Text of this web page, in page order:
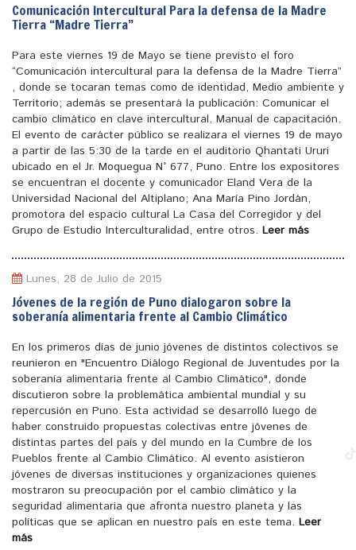
Comunicación Intercultural Para la defensa de la Madre
Tierra “Madre Tierra”
Para este viernes 19 de Mayo se tiene previsto el foro
“Comunicación intercultural para la defensa de la Madre Tierra”
, donde se tocaran temas como de identidad, Medio ambiente y
Territorio; además se presentará la publicación: Comunicar el
cambio climático en clave intercultural. Manual de capacitación.
El evento de carácter público se realizara el viernes 19 de mayo
a partir de las 5:30 de la tarde en el auditorio Qhantati Ururi
ubicado en el Jr. Moquegua N° 677, Puno. Entre los expositores
se encuentran el docente y comunicador Eland Vera de la
Universidad Nacional del Altiplano; Ana María Pino Jordán,
promotora del espacio cultural La Casa del Corregidor y del
Grupo de Estudio Interculturalidad, entre otros. Leer más
Lunes, 28 de Julio de 2015
Jóvenes de la región de Puno dialogaron sobre la
soberanía alimentaria frente al Cambio Climático
En los primeros días de junio jóvenes de distintos colectivos se
reunieron en "Encuentro Diálogo Regional de Juventudes por la
soberanía alimentaria frente al Cambio Climático", donde
discutieron sobre la problemática ambiental mundial y su
repercusión en Puno. Esta actividad se desarrolló luego de
haber construido propuestas colectivas entre jóvenes de
distintas partes del país y del mundo en la Cumbre de los
Pueblos frente al Cambio Climático. Al evento asistieron
jóvenes de diversas instituciones y organizaciones quienes
mostraron su preocupación por el cambio climático y la
seguridad alimentaria que afronta nuestro planeta y las
políticas que se aplican en nuestro país en este tema. Leer
más